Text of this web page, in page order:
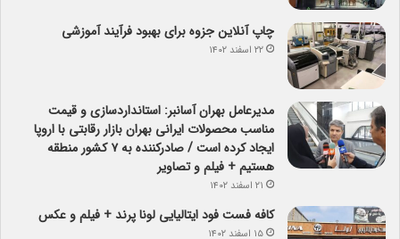
چاپ آنلاین جزوه برای بهبود فرآیند آموزشی
۲۲ اسفند ۱۴۰۲
مدیرعامل بهران آسانبر: استانداردسازی و قیمت
مناسب محصولات ایرانی بهران بازار رقابتی با اروپا
ایجاد کرده است / صادرکننده به ۷ کشور منطقه
هستیم + فیلم و تصاویر
۲۱ اسفند ۱۴۰۲
کافه فست فود ایتالیایی لونا پرند + فیلم و عکس
۱۵ اسفند ۱۴۰۲